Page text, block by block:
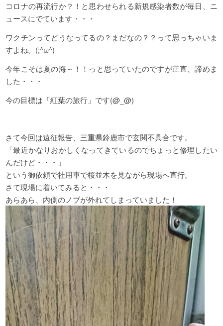
コロナの再流行か？！と思わせられる新規感染者数が毎日、ニ
ュースにでています・・・
ワクチンってどうなってるの？まだなの？？って思っちゃいま
すよね。(;^ω^)
今年こそは夏の海～！！っと思っていたのですが正直、諦めま
した・・・
今の目標は「紅葉の旅行」です(@_@)
さて今回は遠征報告、三重県鈴鹿市で玄関不具合です。
「最近かなりおかしくなってきているのでちょっと修理したい
んだけど・・・」
という御依頼で社用車で桜並木を見ながら現場へ直行。
さて現場に着いてみると・・・
あらあら、内側のノブが外れてしまっていました！